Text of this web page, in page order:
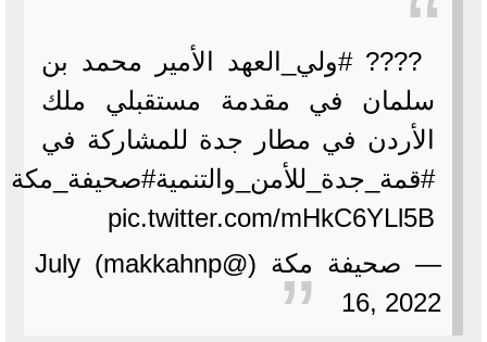
???? #ولي_العهد الأمير محمد بن
سلمان في مقدمة مستقبلي ملك
الأردن في مطار جدة للمشاركة في
#قمة_جدة_للأمن_والتنمية#صحيفة_مكة
pic.twitter.com/mHkC6YLl5B
— صحيفة مكة (@makkahnp) July
16, 2022